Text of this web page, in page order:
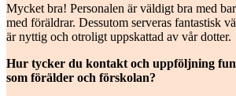
Mycket bra! Personalen är väldigt bra med
med föräldrar. Dessutom serveras fantastisk
är nyttig och otroligt uppskattad av vår dotter.
Hur tycker du kontakt och uppföljning
som förälder och förskolan?